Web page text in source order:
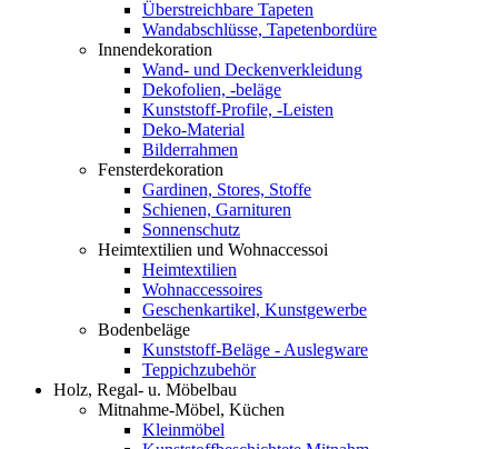
Überstreichbare Tapeten
Wandabschlüsse, Tapetenbordüre
Innendekoration
Wand- und Deckenverkleidung
Dekofolien, -beläge
Kunststoff-Profile, -Leisten
Deko-Material
Bilderrahmen
Fensterdekoration
Gardinen, Stores, Stoffe
Schienen, Garnituren
Sonnenschutz
Heimtextilien und Wohnaccessoi
Heimtextilien
Wohnaccessoires
Geschenkartikel, Kunstgewerbe
Bodenbeläge
Kunststoff-Beläge - Auslegware
Teppichzubehör
Holz, Regal- u. Möbelbau
Mitnahme-Möbel, Küchen
Kleinmöbel